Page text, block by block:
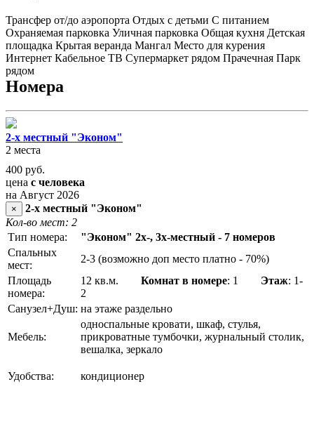
Трансфер от/до аэропорта Отдых с детьми С питанием
Охраняемая парковка Уличная парковка Общая кухня Детская
площадка Крытая веранда Мангал Место для курения
Интернет Кабельное ТВ Супермаркет рядом Прачечная Парк
рядом
Номера
2-х местный "Эконом"
2 места
400 руб.
цена с человека
на Август 2026
×
2-х местный "Эконом"
Кол-во мест: 2
Тип номера:
"Эконом" 2х-, 3х-местный - 7 номеров
Спальных
мест:
2-3 (возможно доп место платно - 70%)
Площадь
номера:
12 кв.м. Комнат в номере: 1 Этаж: 1-
2
Санузел+Душ: на этаже раздельно
Мебель:
односпальные кровати, шкаф, стулья,
прикроватные тумбочки, журнальный столик,
вешалка, зеркало
Удобства: кондиционер